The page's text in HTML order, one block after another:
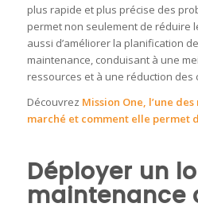
plus rapide et plus précise des
permet non seulement de réduire
aussi d’améliorer la planification
maintenance, conduisant à une
ressources et à une réduction des
Découvrez Mission One, l’une des
marché et comment elle permet
Déployer un
maintenance